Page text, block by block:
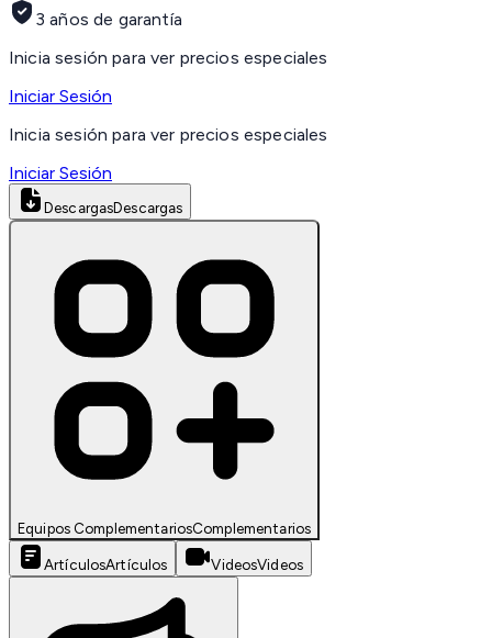
3 años de garantía
Inicia sesión para ver precios especiales
Iniciar Sesión
Inicia sesión para ver precios especiales
Iniciar Sesión
DescargasDescargas
Equipos ComplementariosComplementarios
ArtículosArtículos VideosVideos